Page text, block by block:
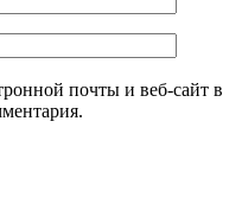
почты и веб-сайт в